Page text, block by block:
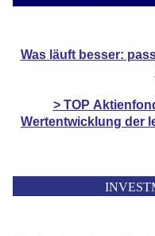
Was läuft besser:
> TOP
Wertentwicklung der